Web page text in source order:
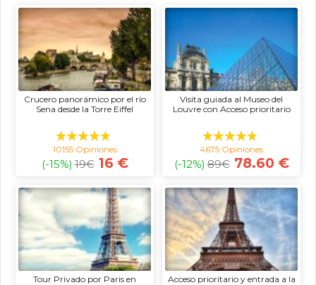
Crucero panorámico por el río
Sena desde la Torre Eiffel
10155 Opiniones
(-15%) 19€ 16 €
Visita guiada al Museo del
Louvre con Acceso prioritario
4675 Opiniones
(-12%) 89€ 78.60 €
Tour Privado por Paris en
Acceso prioritario y entrada a la